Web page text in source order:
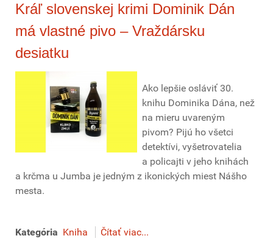
Kráľ slovenskej krimi Dominik Dán
má vlastné pivo – Vraždársku
desiatku
Ako lepšie osláviť 30.
knihu Dominika Dána, než
na mieru uvareným
pivom? Pijú ho všetci
detektívi, vyšetrovatelia
a policajti v jeho knihách
a krčma u Jumba je jedným z ikonických miest Nášho
mesta.
Kategória Kniha Čítať viac...